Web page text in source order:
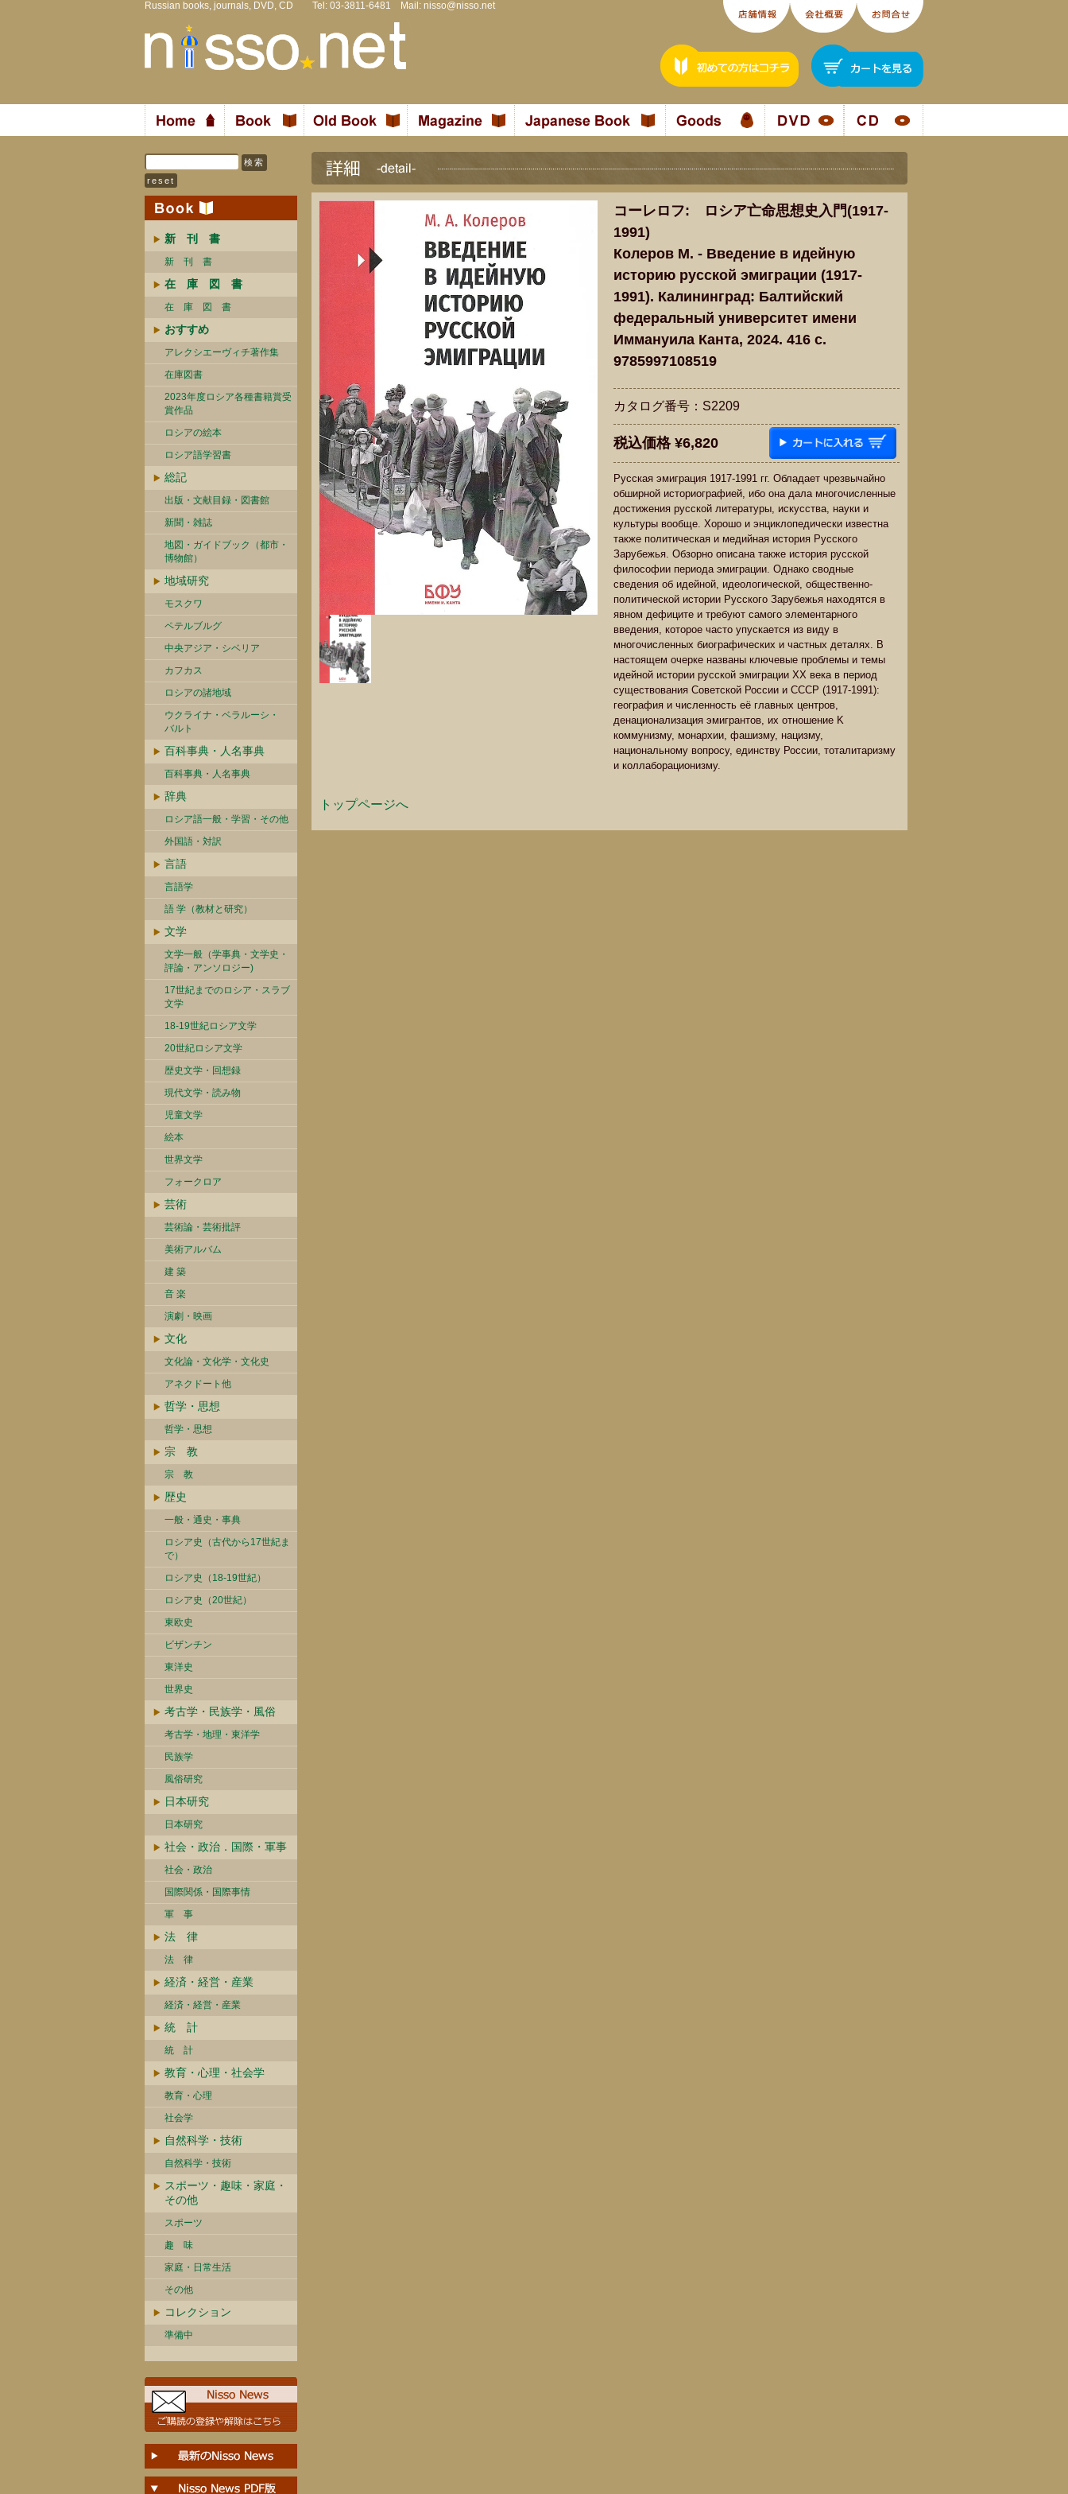
Russian books, journals, DVD, CD Tel: 03-3811-6481 Mail: nisso@nisso.net
新 刊 書
新 刊 書
在 庫 図 書
在 庫 図 書
おすすめ
アレクシエーヴィチ著作集
在庫図書
2023年度ロシア各種書籍賞受
賞作品
ロシアの絵本
ロシア語学習書
総記
出版・文献目録・図書館
新聞・雑誌
地図・ガイドブック（都市・
博物館）
地域研究
モスクワ
ペテルブルグ
中央アジア・シベリア
カフカス
ロシアの諸地域
ウクライナ・ベラルーシ・
バルト
百科事典・人名事典
百科事典・人名事典
辞典
ロシア語一般・学習・その他
外国語・対訳
言語
言語学
語 学（教材と研究）
文学
文学一般（学事典・文学史・
評論・アンソロジー)
17世紀までのロシア・スラブ
文学
18-19世紀ロシア文学
20世紀ロシア文学
歴史文学・回想録
現代文学・読み物
児童文学
絵本
世界文学
フォークロア
芸術
芸術論・芸術批評
美術アルバム
建 築
音 楽
演劇・映画
文化
文化論・文化学・文化史
アネクドート他
哲学・思想
哲学・思想
宗 教
宗 教
歴史
一般・通史・事典
ロシア史（古代から17世紀ま
で）
ロシア史（18-19世紀）
ロシア史（20世紀）
東欧史
ビザンチン
東洋史
世界史
考古学・民族学・風俗
考古学・地理・東洋学
民族学
風俗研究
日本研究
日本研究
社会・政治．国際・軍事
社会・政治
国際関係・国際事情
軍 事
法 律
法 律
経済・経営・産業
経済・経営・産業
統 計
統 計
教育・心理・社会学
教育・心理
社会学
自然科学・技術
自然科学・技術
スポーツ・趣味・家庭・
その他
スポーツ
趣 味
家庭・日常生活
その他
コレクション
準備中
コーレロフ: ロシア亡命思想史入門(1917-
1991)
Колеров М. - Введение в идейную
историю русской эмиграции (1917-
1991). Калининград: Балтийский
федеральный университет имени
Иммануила Канта, 2024. 416 c.
9785997108519
カタログ番号：S2209
税込価格 ¥6,820
Русская эмиграция 1917-1991 гг. Обладает чрезвычайно
обширной историографией, ибо она дала многочисленные
достижения русской литературы, искусства, науки и
культуры вообще. Хорошо и энциклопедически известна
также политическая и медийная история Русского
Зарубежья. Обзорно описана также история русской
философии периода эмиграции. Однако сводные
сведения об идейной, идеологической, общественно-
политической истории Русского Зарубежья находятся в
явном дефиците и требуют самого элементарного
введения, которое часто упускается из виду в
многочисленных биографических и частных деталях. В
настоящем очерке названы ключевые проблемы и темы
идейной истории русской эмиграции ХХ века в период
существования Советской России и СССР (1917-1991):
география и численность её главных центров,
денационализация эмигрантов, их отношение K
коммунизму, монархии, фашизму, нацизму,
национальному вопросу, единству России, тоталитаризму
и коллаборационизму.
トップページへ